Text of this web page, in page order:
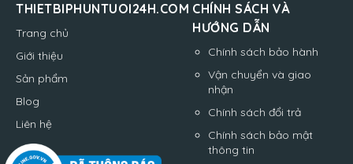
THIETBIPHUNTUOI24H.COM
Trang chủ
Giới thiệu
Sản phẩm
Blog
Liên hệ
CHÍNH SÁCH VÀ
HƯỚNG DẪN
Chính sách bảo hành
Vận chuyển và giao
nhận
Chính sách đổi trả
Chính sách bảo mật
thông tin